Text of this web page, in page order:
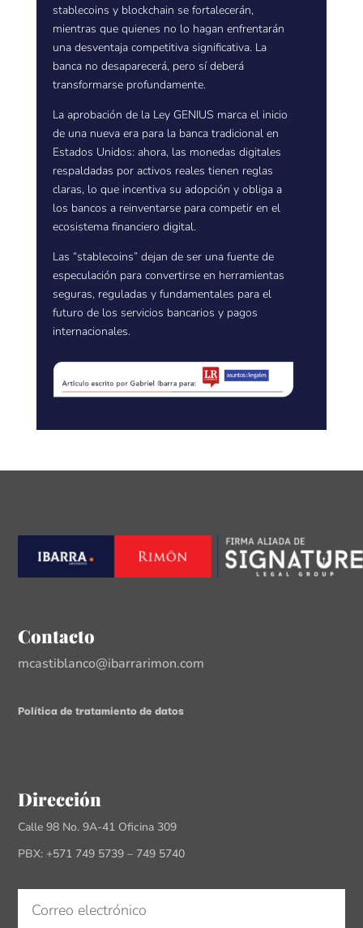
stablecoins y blockchain se fortalecerán,
mientras que quienes no lo hagan enfrentarán
una desventaja competitiva significativa. La
banca no desaparecerá, pero sí deberá
transformarse profundamente.
La aprobación de la Ley GENIUS marca el inicio
de una nueva era para la banca tradicional en
Estados Unidos: ahora, las monedas digitales
respaldadas por activos reales tienen reglas
claras, lo que incentiva su adopción y obliga a
los bancos a reinventarse para competir en el
ecosistema financiero digital.
Las “stablecoins” dejan de ser una fuente de
especulación para convertirse en herramientas
seguras, reguladas y fundamentales para el
futuro de los servicios bancarios y pagos
internacionales.
Contacto
mcastiblanco@ibarrarimon.com
Política de tratamiento de datos
Dirección
Calle 98 No. 9A-41 Oficina 309
PBX: +571 749 5739 – 749 5740